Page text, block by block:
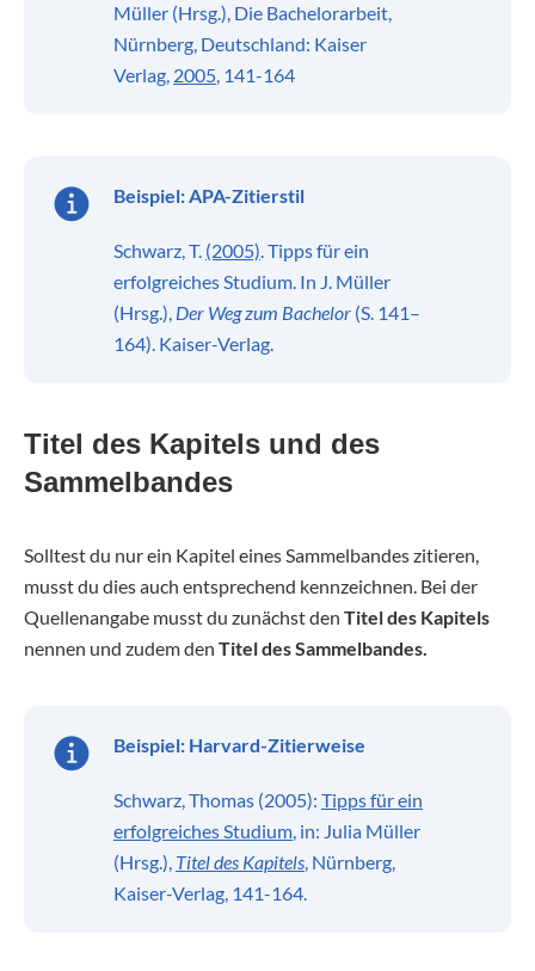
Müller (Hrsg.), Die Bachelorarbeit,
Nürnberg, Deutschland: Kaiser
Verlag, 2005, 141-164
Beispiel:APA-Zitierstil
Schwarz, T. (2005). Tipps für ein
erfolgreiches Studium. In J. Müller
(Hrsg.), Der Weg zum Bachelor (S. 141–
164). Kaiser-Verlag.
Titel des Kapitels und des
Sammelbandes
Solltest du nur ein Kapitel eines Sammelbandes zitieren,
musst du dies auch entsprechend kennzeichnen. Bei der
Quellenangabe musst du zunächst den Titel des Kapitels
nennen und zudem den Titel des Sammelbandes.
Beispiel: Harvard-Zitierweise
Schwarz, Thomas (2005): Tipps für ein
erfolgreiches Studium, in: Julia Müller
(Hrsg.), Titel des Kapitels, Nürnberg,
Kaiser-Verlag, 141-164.